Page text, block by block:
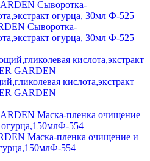
Сыворотка-
огурца, 30мл Ф-525
кислота,экстракт
GARDEN
Маска-пленка очищение и
554